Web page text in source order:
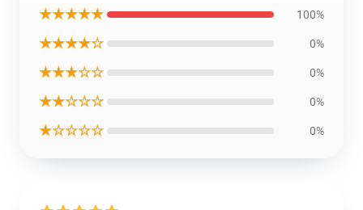
★★★★★ 100%
★★★★☆ 0%
★★★☆☆ 0%
★★☆☆☆ 0%
★☆☆☆☆ 0%